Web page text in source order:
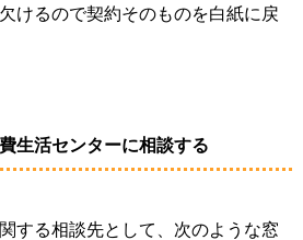
けるので契約そのものを白紙に戻
生活センターに相談する
する相談先として、次のような窓